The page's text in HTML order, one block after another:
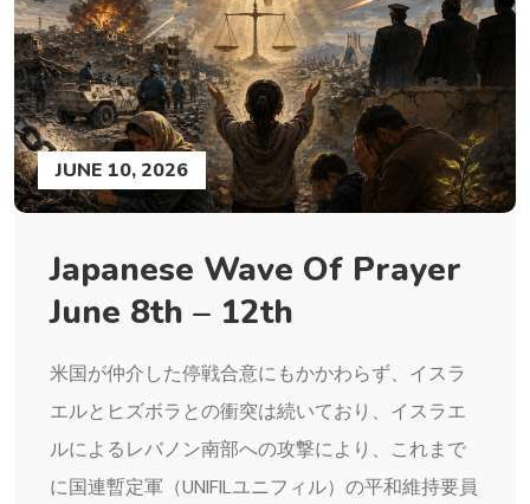
JUNE 10, 2026
Japanese Wave Of Prayer
June 8th – 12th
米国が仲介した停戦合意にもかかわらず、イスラ
エルとヒズボラとの衝突は続いており、イスラエ
ルによるレバノン南部への攻撃により、これまで
に国連暫定軍（UNIFILユニフィル）の平和維持要員